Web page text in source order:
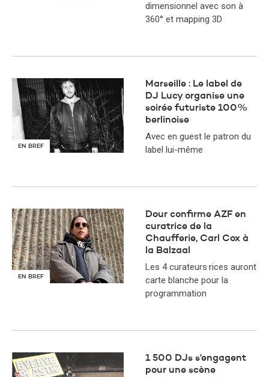
dimensionnel avec son à
360° et mapping 3D
EN BREF
Marseille : Le label de
DJ Lucy organise une
soirée futuriste 100%
berlinoise
Avec en guest le patron du
label lui-même
EN BREF
Dour confirme AZF en
curatrice de la
Chaufferie, Carl Cox à
la Balzaal
Les 4 curateurs·rices auront
carte blanche pour la
programmation
1 500 DJs s'engagent
pour une scène